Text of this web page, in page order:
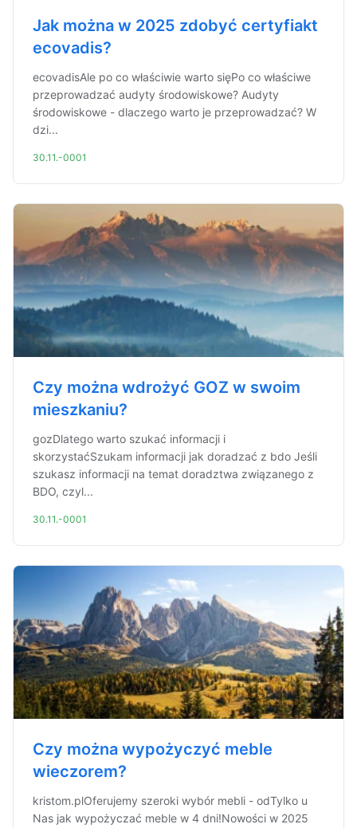
Jak można w 2025 zdobyć certyfiakt
ecovadis?
ecovadisAle po co właściwie warto sięPo co właściwe
przeprowadzać audyty środowiskowe? Audyty
środowiskowe - dlaczego warto je przeprowadzać? W
dzi...
30.11.-0001
Czy można wdrożyć GOZ w swoim
mieszkaniu?
gozDlatego warto szukać informacji i
skorzystaćSzukam informacji jak doradzać z bdo Jeśli
szukasz informacji na temat doradztwa związanego z
BDO, czyl...
30.11.-0001
Czy można wypożyczyć meble
wieczorem?
kristom.plOferujemy szeroki wybór mebli - odTylko u
Nas jak wypożyczać meble w 4 dni!Nowości w 2025